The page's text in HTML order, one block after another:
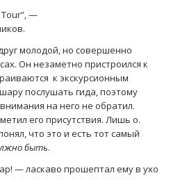
—
молодой, но совершенно
Он незаметно пристроился к
к экскурсионным
послушать гида, поэтому
на него не обратил.
его присутствия. Лишь о.
что это и есть тот самый
быть.
— ласкаво прошептал ему в ухо